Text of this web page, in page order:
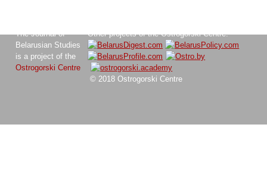
The Journal of
Belarusian Studies
is a project of the
Ostrogorski Centre
Other projects of the Ostrogorski Centre:
© 2018 Ostrogorski Centre